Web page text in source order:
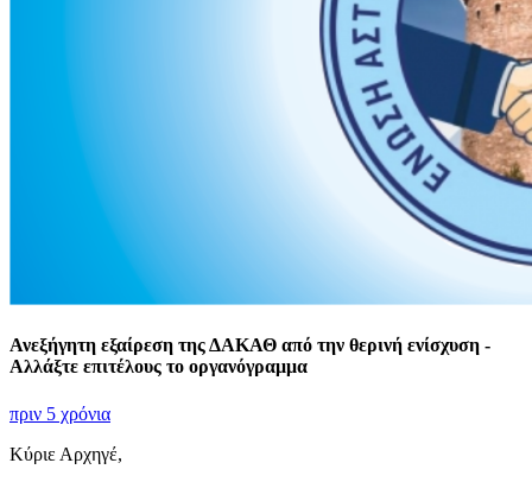
Ανεξήγητη εξαίρεση της ΔΑΚΑΘ από την θερινή ενίσχυση -
Αλλάξτε επιτέλους το οργανόγραμμα
πριν 5 χρόνια
Κύριε Αρχηγέ,